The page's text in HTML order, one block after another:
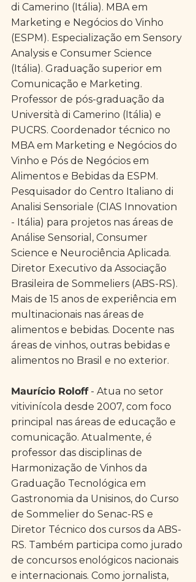
di Camerino (Itália). MBA em
Marketing e Negócios do Vinho
(ESPM). Especialização em Sensory
Analysis e Consumer Science
(Itália). Graduação superior em
Comunicação e Marketing.
Professor de pós-graduação da
Università di Camerino (Itália) e
PUCRS. Coordenador técnico no
MBA em Marketing e Negócios do
Vinho e Pós de Negócios em
Alimentos e Bebidas da ESPM.
Pesquisador do Centro Italiano di
Analisi Sensoriale (CIAS Innovation
- Itália) para projetos nas áreas de
Análise Sensorial, Consumer
Science e Neurociência Aplicada.
Diretor Executivo da Associação
Brasileira de Sommeliers (ABS-RS).
Mais de 15 anos de experiência em
multinacionais nas áreas de
alimentos e bebidas. Docente nas
áreas de vinhos, outras bebidas e
alimentos no Brasil e no exterior.
Maurício Roloff - Atua no setor
vitivinícola desde 2007, com foco
principal nas áreas de educação e
comunicação. Atualmente, é
professor das disciplinas de
Harmonização de Vinhos da
Graduação Tecnológica em
Gastronomia da Unisinos, do Curso
de Sommelier do Senac-RS e
Diretor Técnico dos cursos da ABS-
RS. Também participa como jurado
de concursos enológicos nacionais
e internacionais. Como jornalista,